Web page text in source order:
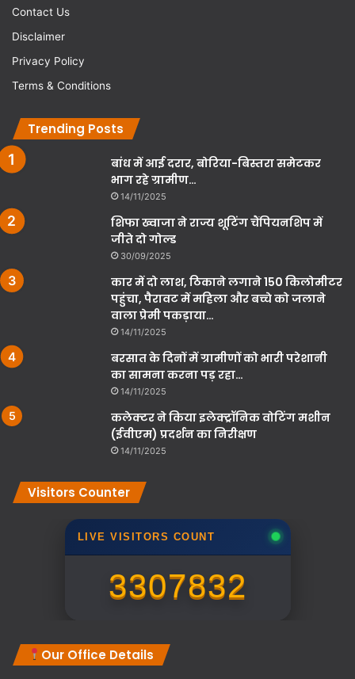
Contact Us
Disclaimer
Privacy Policy
Terms & Conditions
Trending Posts
बांध में आई दरार, बोरिया-बिस्तरा समेटकर
भाग रहे ग्रामीण…
14/11/2025
शिफा ख्वाजा ने राज्य शूटिंग चैंपियनशिप में
जीते दो गोल्ड
30/09/2025
कार में दो लाश, ठिकाने लगाने 150 किलोमीटर
पहुंचा, पैरावट में महिला और बच्चे को जलाने
वाला प्रेमी पकड़ाया…
14/11/2025
बरसात के दिनों में ग्रामीणों को भारी परेशानी
का सामना करना पड़ रहा…
14/11/2025
कलेक्टर ने किया इलेक्ट्रॉनिक वोटिंग मशीन
(ईवीएम) प्रदर्शन का निरीक्षण
14/11/2025
Visitors Counter
LIVE VISITORS COUNT
3307832
Our Office Details